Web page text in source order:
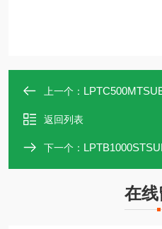
上一个：
返回列表
下一个：
在